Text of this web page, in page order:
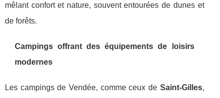
mêlant confort et nature, souvent entourées de dunes et
de forêts.
Campings offrant des équipements de loisirs
modernes
Les campings de Vendée, comme ceux de Saint-Gilles,